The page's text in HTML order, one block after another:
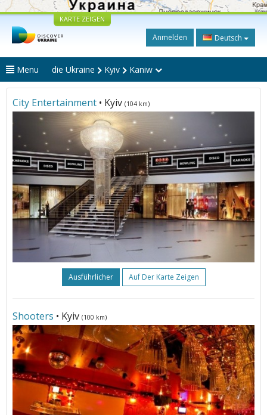
KARTE ZEIGEN
Anmelden Deutsch
Menu die Ukraine Kyiv Kaniw
City Entertainment • Kyiv (104 km)
Ausführlicher Auf Der Karte Zeigen
Shooters • Kyiv (100 km)